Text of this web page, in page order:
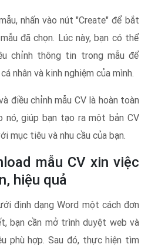
nhấn vào nút "Create" để bắt
đã chọn. Lúc này, bạn có thể
chỉnh thông tin trong mẫu để
nhân và kinh nghiệm của mình.
điều chỉnh mẫu CV là hoàn toàn
nó, giúp bạn tạo ra một bản CV
mục tiêu và nhu cầu của bạn.
mẫu CV xin việc
hiệu quả
định dạng Word một cách đơn
bạn cần mở trình duyệt web và
phù hợp. Sau đó, thực hiện tìm